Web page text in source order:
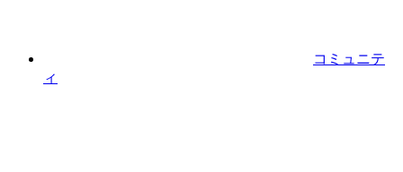
コミュニテ
ィ